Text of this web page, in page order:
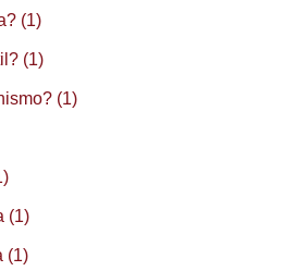
(1)
(1)
(1)
(1)
(1)